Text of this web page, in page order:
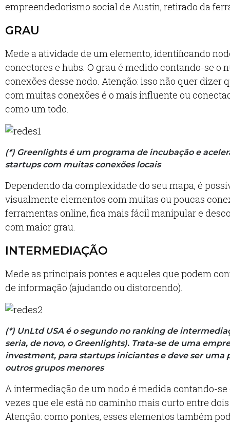
empreendedorismo social de Austin, retirado da
GRAU
Mede a atividade de um elemento, identificando
conectores e hubs. O grau é medido contando-se o
conexões desse nodo. Atenção: isso não quer dizer
com muitas conexões é o mais influente ou
como um todo.
(*) Greenlights é um programa de incubação e
startups com muitas conexões locais
Dependendo da complexidade do seu mapa, é
visualmente elementos com muitas ou poucas
ferramentas online, fica mais fácil manipular e
com maior grau.
INTERMEDIAÇÃO
Mede as principais pontes e aqueles que podem
de informação (ajudando ou distorcendo).
(*) UnLtd USA é o segundo no ranking de
seria, de novo, o Greenlights). Trata-se de uma
investment, para startups iniciantes e deve ser uma
outros grupos menores
A intermediação de um nodo é medida contando-se
vezes que ele está no caminho mais curto entre
Atenção: como pontes, esses elementos também